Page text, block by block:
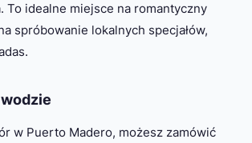
To idealne miejsce na romantyczny
spróbowanie lokalnych specjałów,
w Puerto Madero, możesz zamówić